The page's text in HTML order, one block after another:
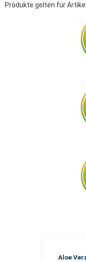
Produkte gelten für
Aloe